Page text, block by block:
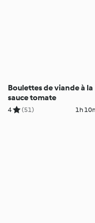
Boulettes de viande à la
sauce tomate
4 (51) 1h